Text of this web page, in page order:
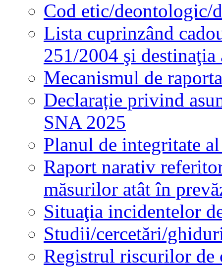
Cod etic/deontologic/
Lista cuprinzând
251/2004 şi destinaţia
Mecanismul de
Declarație privind
SNA 2025
Planul de integritate
Raport narativ
măsurilor atât în
Situaţia incidentelor
Studii/cercetări/
Registrul riscurilor de